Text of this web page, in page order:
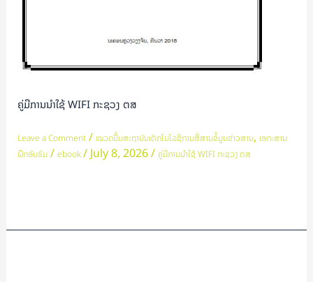
ຄູ່ມືການນຳໃຊ້ WIFI ກະຊວງ ຕສ
Leave a Comment / ໝວດປື້ມສະຖາບັນເຕັກໂນໂລຊີການສື່ສານຂໍ້ມູນຂ່າວສານ, ເອກະສານ
ຝຶກອົບຮົມ/ ebook/July 8, 2026/ ຄູ່ມືການນຳໃຊ້ WIFI ກະຊວງ ຕສ